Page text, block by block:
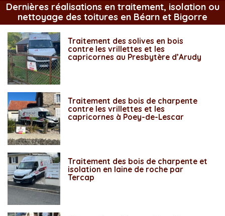
Dernières réalisations en traitement, isolation ou
nettoyage des toitures en Béarn et Bigorre
Traitement des solives en bois
contre les vrillettes et les
capricornes au Presbytère d’Arudy
Traitement des bois de charpente
contre les vrillettes et les
capricornes à Poey-de-Lescar
Traitement des bois de charpente et
isolation en laine de roche par
Tercap